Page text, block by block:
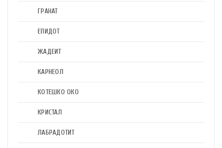
ГРАНАТ
ЕПИДОТ
ЖАДЕИТ
КАРНЕОЛ
КОТЕШКО ОКО
КРИСТАЛ
ЛАБРАДОТИТ